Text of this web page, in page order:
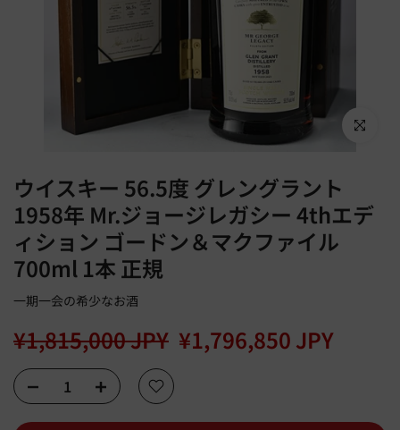
Click to
ウイスキー 56.5度 グレングラント
1958年 Mr.ジョージレガシー 4thエデ
ィション ゴードン＆マクファイル
700ml 1本 正規
一期一会の希少なお酒
¥1,815,000 JPY ¥1,796,850 JPY